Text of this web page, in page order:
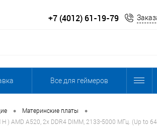
+7 (4012) 61-19-79
Все для геймеров
• Материнские платы •
) AMD A520, 2x DDR4 DIMM, 2133-5000 МГц. (Up to